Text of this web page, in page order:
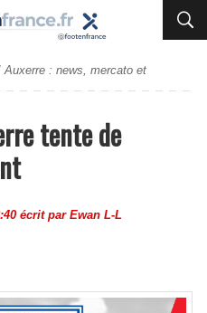
: news, mercato et
tente de
écrit par Ewan L-L